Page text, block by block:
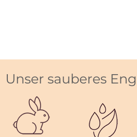
Unser sauberes